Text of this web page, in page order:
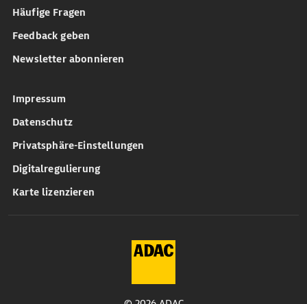
Häufige Fragen
Feedback geben
Newsletter abonnieren
Impressum
Datenschutz
Privatsphäre-Einstellungen
Digitalregulierung
Karte lizenzieren